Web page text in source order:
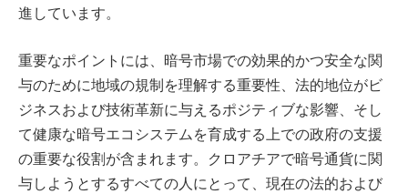
進しています。
重要なポイントには、暗号市場での効果的かつ安全な関
与のために地域の規制を理解する重要性、法的地位がビ
ジネスおよび技術革新に与えるポジティブな影響、そし
て健康な暗号エコシステムを育成する上での政府の支援
の重要な役割が含まれます。クロアチアで暗号通貨に関
与しようとするすべての人にとって、現在の法的および